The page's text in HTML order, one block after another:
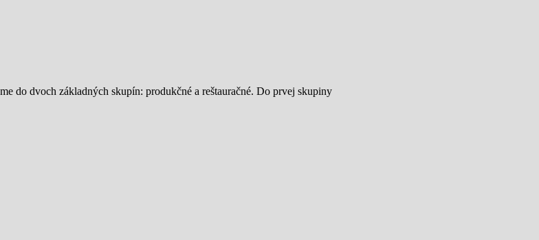
do dvoch základných skupín: produkčné a reštauračné. Do prvej skupiny